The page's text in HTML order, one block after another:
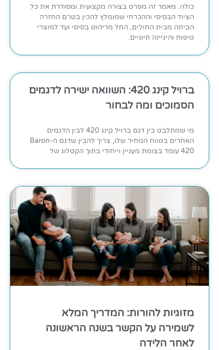
כולה. מאמר זה מפרט בצורה מקצועית ומסודרת את כל
הציוד הבסיסי וההכרחי שמומלץ להכין בטרם החזרה
הביתה מבית החולים, החל מריהוט בסיסי ועד למוצרי
טיפוח והיגיינה חיוניים.
ברויל קינג 420: השוואה ישירה לדגמים
הסמוכים ומה לבחור
מי שמתלבט בין דגם ברויל קינג 420 לבין הדגמים
האחרים בטווח המחיר שלו, צריך להבין שדגם ה-Baron
420 עומד בצומת מעניין וייחודי בתוך הקטלוג של
מזוגיות להורות: המדריך המלא
לשמירה על הקשר בשנה הראשונה
לאחר הלידה